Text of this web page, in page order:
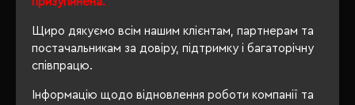
Щиро дякуємо всім нашим клієнтам, партнерам та
постачальникам за довіру, підтримку і багаторічну
співпрацю.
Інформацію щодо відновлення роботи компанії та
ОПИС
ВІДГУКИ